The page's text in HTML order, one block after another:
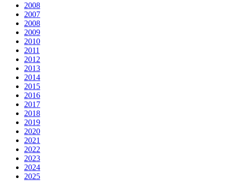
2008
2007
2008
2009
2010
2011
2012
2013
2014
2015
2016
2017
2018
2019
2020
2021
2022
2023
2024
2025